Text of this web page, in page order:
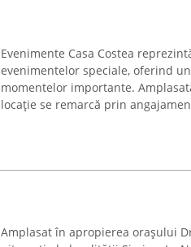
Evenimente Casa Costea
evenimentelor speciale, oferind
momentelor importante.
locație se remarcă prin
Amplasat în apropierea orașului